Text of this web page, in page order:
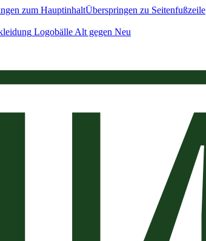
zum HauptinhaltÜberspringen zu Seitenfußzeile
Logobälle Alt gegen Neu